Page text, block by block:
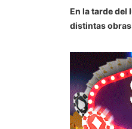
En la tarde del
distintas obras